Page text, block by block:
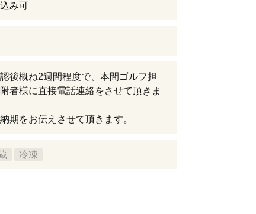
み可
後概ね2週間程度で、本間ゴルフ担
者様に直接電話連絡をさせて頂きま
期をお伝えさせて頂きます。
冷凍